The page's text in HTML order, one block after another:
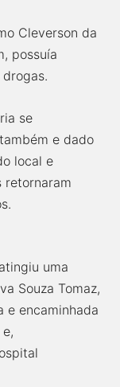
Cleverson da
possuía
se
e dado
local e
retornaram
uma
Souza Tomaz,
e encaminhada